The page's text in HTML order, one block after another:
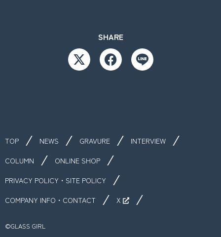
SHARE
TOP NEWS GRAVURE
INTERVIEW
COLUMN
ONLINE SHOP
PRIVACY POLICY・SITE POLICY
COMPANY INFO・CONTACT
X
©︎GLASS GIRL